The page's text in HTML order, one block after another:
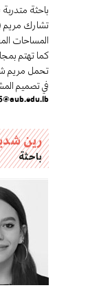
باحثة
تشارك مريم
المساحات
كما تهتم
في تصميم المشاهد (2017) من الجامعة
رين
باحثة